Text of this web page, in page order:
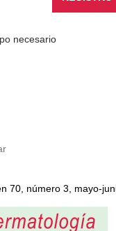
necesario
70, número 3, mayo-